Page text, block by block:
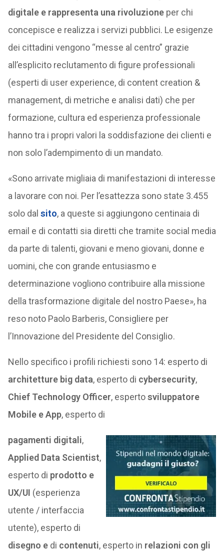
digitale e rappresenta una rivoluzioneper chi
concepisce e realizza i servizi pubblici. Le esigenze
dei cittadini vengono “messe al centro” grazie
all’esplicito reclutamento di figure professionali
(esperti di user experience, di content creation &
management, di metriche e analisi dati) che per
formazione, cultura ed esperienza professionale
hanno tra i propri valori la soddisfazione dei clienti e
non solo l’adempimento di un mandato.
«Sono arrivate migliaia di manifestazioni di interesse
a lavorare con noi. Per l’esattezza sono state 3.455
solo dal sito, a queste si aggiungono centinaia di
email e di contatti sia diretti che tramite social media
da parte di talenti, giovani e meno giovani, donne e
uomini, che con grande entusiasmo e
determinazione vogliono contribuire alla missione
della trasformazione digitale del nostro Paese», ha
reso noto Paolo Barberis, Consigliere per
l’Innovazione del Presidente del Consiglio .
Nello specifico i profili richiesti sono 14: esperto di
architetture big data, esperto di cybersecurity,
Chief Technology Officer, espertosviluppatore
Mobile e App, esperto di
pagamenti digitali,
Applied Data Scientist,
esperto di prodotto e
UX/UI (esperienza
utente / interfaccia
utente), esperto di
disegno e di contenuti, esperto in relazioni con gli